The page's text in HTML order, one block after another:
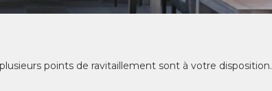
points de ravitaillement sont à votre disposition.